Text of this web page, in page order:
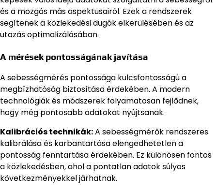
és a mozgás más aspektusairól. Ezek a rendszerek
segítenek a közlekedési dugók elkerülésében és az
utazás optimalizálásában.
A mérések pontosságának javítása
A sebességmérés pontossága kulcsfontosságú a
megbízhatóság biztosítása érdekében. A modern
technológiák és módszerek folyamatosan fejlődnek,
hogy még pontosabb adatokat nyújtsanak.
Kalibrációs technikák:A sebességmérők rendszeres
kalibrálása és karbantartása elengedhetetlen a
pontosság fenntartása érdekében. Ez különösen fontos
a közlekedésben, ahol a pontatlan adatok súlyos
következményekkel járhatnak.